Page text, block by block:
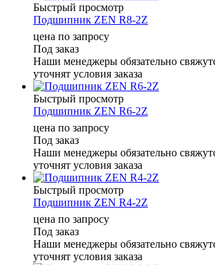
Быстрый просмотр
Подшипник ZEN R8-2Z
цена по запросу
Под заказ
Наши менеджеры обязательно
уточнят условия заказа
Быстрый просмотр
Подшипник ZEN R6-2Z
цена по запросу
Под заказ
Наши менеджеры обязательно
уточнят условия заказа
Быстрый просмотр
Подшипник ZEN R4-2Z
цена по запросу
Под заказ
Наши менеджеры обязательно
уточнят условия заказа